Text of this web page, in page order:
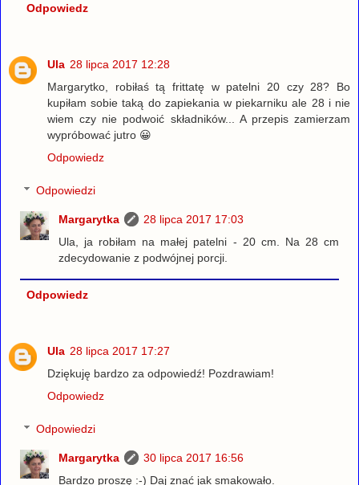
Odpowiedz
Ula 28 lipca 2017 12:28
Margarytko, robiłaś tą frittatę w patelni 20 czy 28? Bo
kupiłam sobie taką do zapiekania w piekarniku ale 28 i nie
wiem czy nie podwoić składników... A przepis zamierzam
wypróbować jutro 😀
Odpowiedz
Odpowiedzi
Margarytka
28 lipca 2017 17:03
Ula, ja robiłam na małej patelni - 20 cm. Na 28 cm
zdecydowanie z podwójnej porcji.
Odpowiedz
Ula 28 lipca 2017 17:27
Dziękuję bardzo za odpowiedź! Pozdrawiam!
Odpowiedz
Odpowiedzi
Margarytka
30 lipca 2017 16:56
Bardzo proszę :-) Daj znać jak smakowało.